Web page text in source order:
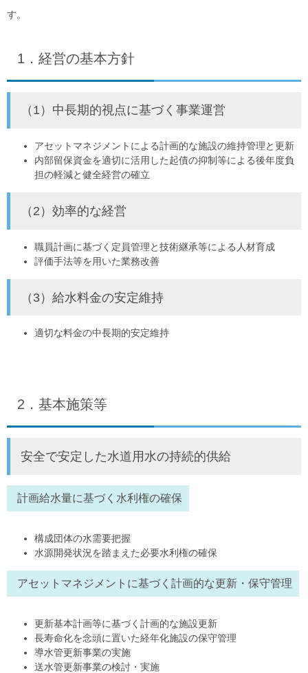
す。
1．経営の基本方針
（1）中長期的視点に基づく事業運営
アセットマネジメントによる計画的な施設の維持管理と更新
内部留保資金を適切に活用した起債の抑制等による後年度負
担の軽減と健全経営の確立
（2）効率的な経営
職員計画に基づく定員管理と技術継承等による人材育成
評価手法等を用いた業務改善
（3）給水料金の安定維持
適切な料金の中長期的安定維持
2．基本施策等
安全で安定した水道用水の持続的供給
計画給水量に基づく水利権の確保
構成団体の水需要把握
水源開発状況を踏まえた必要水利権の確保
アセットマネジメントに基づく計画的な更新・保守管理
更新基本計画等に基づく計画的な施設更新
長寿命化を念頭に置いた経年化施設の保守管理
導水管更新事業の実施
送水管更新事業の検討・実施